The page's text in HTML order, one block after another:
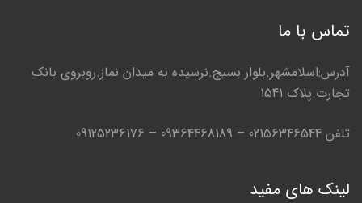
تماس با ما
آدرس:اسلامشهر.بلوار بسیج.نرسیده به میدان نماز.روبروی بانک
تجارت.پلاک 1541
تلفن 02156346544 – 09364468189 – 09125236176
لینک های مفید